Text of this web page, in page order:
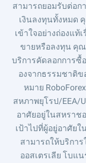
สามารถยอมรับต่อก
เงินลงทุนทั้งหมด
เข้าใจอย่างถ่องแท้
ขายหรือลงทุน คุ
บริการคัดลอกการซื้
องจากธรรมชาติ
หมาย
สหภาพยุโรป/EEA/
อาศัยอยู่ในสหราช
เป้าไปที่ผู้อยู่อาศัยใ
สามารถให้บริกา
ออสเตรเลีย โบแ